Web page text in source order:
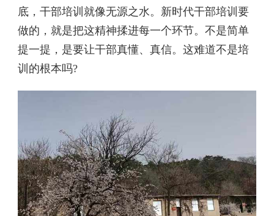
底，干部培训就像无源之水。新时代干部培训要
做的，就是把这精神揉进每一个环节。不是简单
提一提，是要让干部真懂、真信。这难道不是培
训的根本吗?​